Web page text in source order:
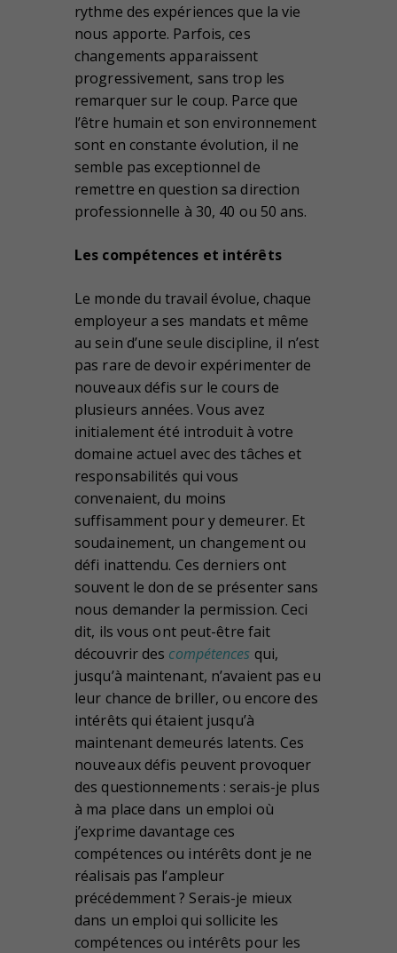
rythme des expériences que la vie
nous apporte. Parfois, ces
changements apparaissent
progressivement, sans trop les
remarquer sur le coup. Parce que
l’être humain et son environnement
sont en constante évolution, il ne
semble pas exceptionnel de
remettre en question sa direction
professionnelle à 30, 40 ou 50 ans.
Les compétences et intérêts
Le monde du travail évolue, chaque
employeur a ses mandats et même
au sein d’une seule discipline, il n’est
pas rare de devoir expérimenter de
nouveaux défis sur le cours de
plusieurs années. Vous avez
initialement été introduit à votre
domaine actuel avec des tâches et
responsabilités qui vous
convenaient, du moins
suffisamment pour y demeurer. Et
soudainement, un changement ou
défi inattendu. Ces derniers ont
souvent le don de se présenter sans
nous demander la permission. Ceci
dit, ils vous ont peut-être fait
découvrir des compétences qui,
jusqu’à maintenant, n’avaient pas eu
leur chance de briller, ou encore des
intérêts qui étaient jusqu’à
maintenant demeurés latents. Ces
nouveaux défis peuvent provoquer
des questionnements : serais-je plus
à ma place dans un emploi où
j’exprime davantage ces
compétences ou intérêts dont je ne
réalisais pas l’ampleur
précédemment ? Serais-je mieux
dans un emploi qui sollicite les
compétences ou intérêts pour les